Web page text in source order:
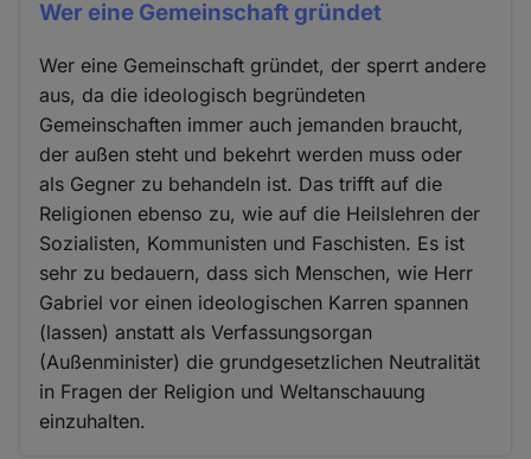
Wer eine Gemeinschaft gründet
Wer eine Gemeinschaft gründet, der sperrt andere
aus, da die ideologisch begründeten
Gemeinschaften immer auch jemanden braucht,
der außen steht und bekehrt werden muss oder
als Gegner zu behandeln ist. Das trifft auf die
Religionen ebenso zu, wie auf die Heilslehren der
Sozialisten, Kommunisten und Faschisten. Es ist
sehr zu bedauern, dass sich Menschen, wie Herr
Gabriel vor einen ideologischen Karren spannen
(lassen) anstatt als Verfassungsorgan
(Außenminister) die grundgesetzlichen Neutralität
in Fragen der Religion und Weltanschauung
einzuhalten.